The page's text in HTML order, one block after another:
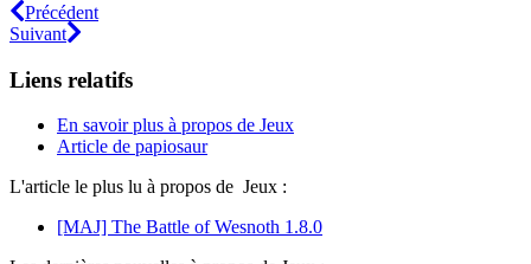
Précédent
Suivant
Liens relatifs
En savoir plus à propos de Jeux
Article de papiosaur
L'article le plus lu à propos de Jeux :
[MAJ] The Battle of Wesnoth 1.8.0